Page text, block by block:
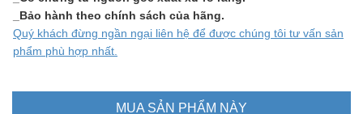
_Bảo hành theo chính sách của hãng.
Quý khách đừng ngần ngại liên hệ để được chúng tôi tư vấn sản
phẩm phù hợp nhất.
MUA SẢN PHẨM NÀY